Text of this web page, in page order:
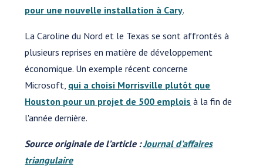
pour une nouvelle installation à Cary.
La Caroline du Nord et le Texas se sont affrontés à
plusieurs reprises en matière de développement
économique. Un exemple récent concerne
Microsoft, qui a choisi Morrisville plutôt que
Houston pour un projet de 500 emplois à la fin de
l'année dernière.
Source originale de l’article :Journal d'affaires
triangulaire